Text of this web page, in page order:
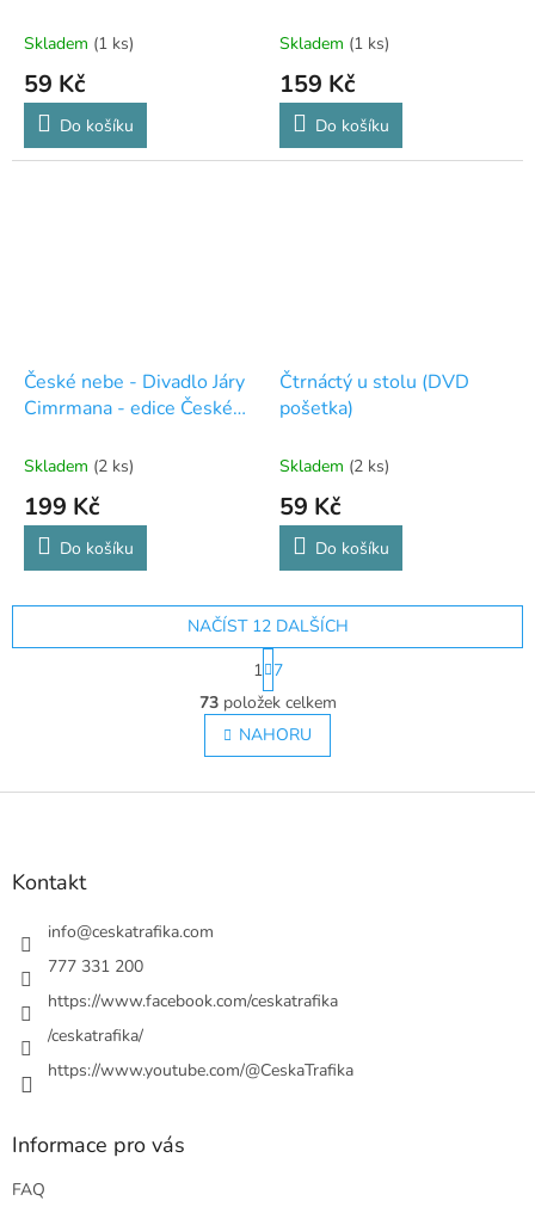
Skladem (1 ks)
59 Kč
Do košíku
Skladem (1 ks)
159 Kč
Do košíku
České nebe - Divadlo Járy
Cimrmana - edice České
Skladem (2 ks)
199 Kč
Do košíku
Čtrnáctý u stolu (DVD
pošetka)
Skladem (2 ks)
59 Kč
Do košíku
O
v
l
á
ý
s
NAČÍST 12 DALŠÍCH
S
t
r
á
n
k
v
1 7
73položek celkem
NAHORU
Z
Kontakt
info@ceskatrafika.com
777 331 200
https://www.facebook.com/ceskatrafika
/ceskatrafika/
https://www.youtube.com/@CeskaTrafika
Informace pro vás
FAQ